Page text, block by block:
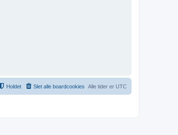
Alle tider er UTC
Slet alle boardcookies
Holdet